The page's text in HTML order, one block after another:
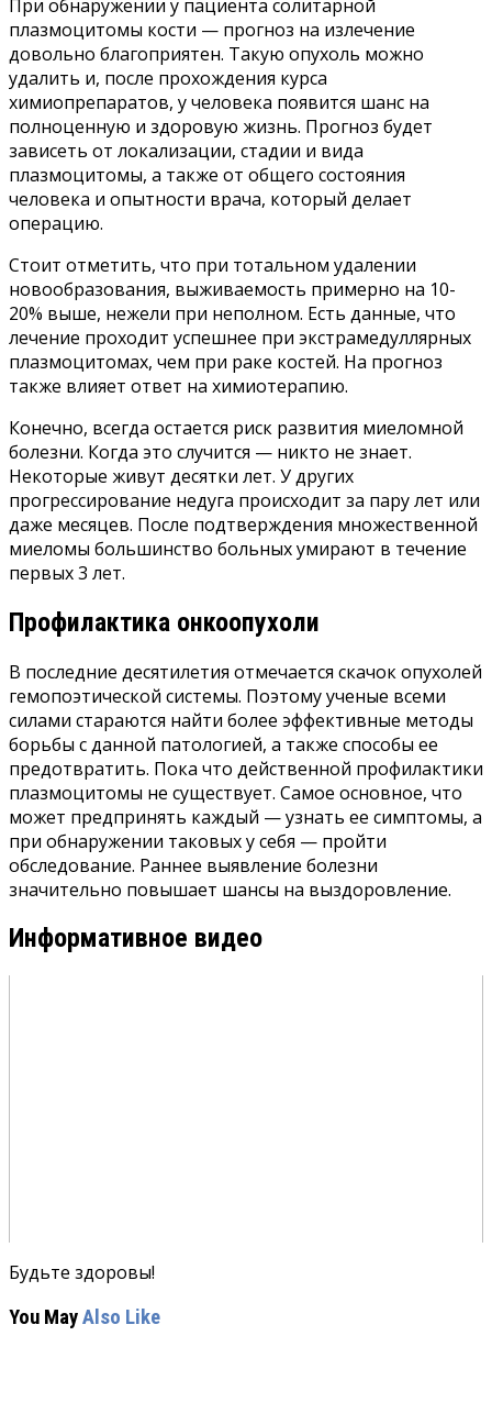
При обнаружении у пациента солитарной
плазмоцитомы кости — прогноз на излечение
довольно благоприятен. Такую опухоль можно
удалить и, после прохождения курса
химиопрепаратов, у человека появится шанс на
полноценную и здоровую жизнь. Прогноз будет
зависеть от локализации, стадии и вида
плазмоцитомы, а также от общего состояния
человека и опытности врача, который делает
операцию.
Стоит отметить, что при тотальном удалении
новообразования, выживаемость примерно на 10-
20% выше, нежели при неполном. Есть данные, что
лечение проходит успешнее при экстрамедуллярных
плазмоцитомах, чем при раке костей. На прогноз
также влияет ответ на химиотерапию.
Конечно, всегда остается риск развития миеломной
болезни. Когда это случится — никто не знает.
Некоторые живут десятки лет. У других
прогрессирование недуга происходит за пару лет или
даже месяцев. После подтверждения множественной
миеломы большинство больных умирают в течение
первых 3 лет.
Профилактика онкоопухоли
В последние десятилетия отмечается скачок опухолей
гемопоэтической системы. Поэтому ученые всеми
силами стараются найти более эффективные методы
борьбы с данной патологией, а также способы ее
предотвратить. Пока что действенной профилактики
плазмоцитомы не существует. Самое основное, что
может предпринять каждый — узнать ее симптомы, а
при обнаружении таковых у себя — пройти
обследование. Раннее выявление болезни
значительно повышает шансы на выздоровление.
Информативное видео
Будьте здоровы!
You MayAlso Like